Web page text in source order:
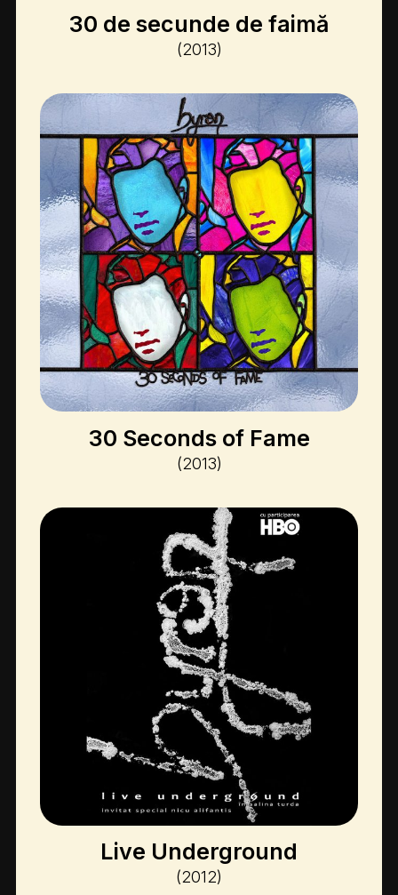
30 de secunde de faimă
(2013)
30 Seconds of Fame
(2013)
Live Underground
(2012)